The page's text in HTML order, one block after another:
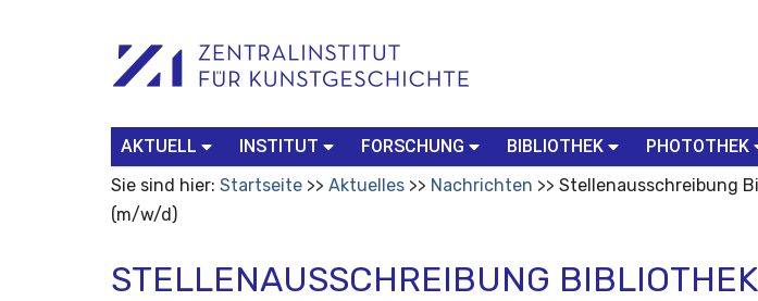
Werkzeuge
Search…
AKTUELL INSTITUT FORSCHUNG BIBLIOTHEK PHOTOTHEK
Sie sind hier: Startseite Aktuelles Nachrichten
Stellenausschreibung
(m/w/d)
STELLENAUSSCHREIBUNG